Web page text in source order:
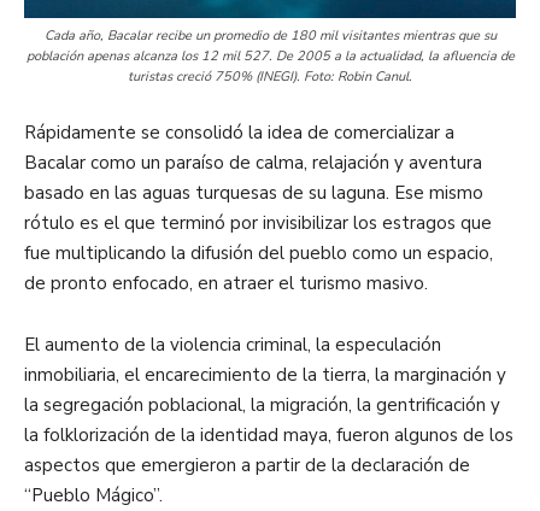
Cada año, Bacalar recibe un promedio de 180 mil visitantes mientras que su
población apenas alcanza los 12 mil 527. De 2005 a la actualidad, la afluencia de
turistas creció 750% (INEGI). Foto: Robin Canul.
Rápidamente se consolidó la idea de comercializar a
Bacalar como un paraíso de calma, relajación y aventura
basado en las aguas turquesas de su laguna. Ese mismo
rótulo es el que terminó por invisibilizar los estragos que
fue multiplicando la difusión del pueblo como un espacio,
de pronto enfocado, en atraer el turismo masivo.
El aumento de la violencia criminal, la especulación
inmobiliaria, el encarecimiento de la tierra, la marginación y
la segregación poblacional, la migración, la gentrificación y
la folklorización de la identidad maya, fueron algunos de los
aspectos que emergieron a partir de la declaración de
“Pueblo Mágico”.